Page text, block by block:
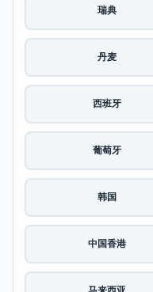
瑞典
丹麦
西班牙
葡萄牙
韩国
中国香港